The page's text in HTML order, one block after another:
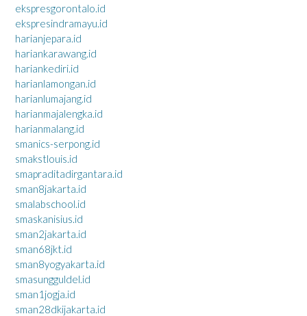
ekspresgorontalo.id
ekspresindramayu.id
harianjepara.id
hariankarawang.id
hariankediri.id
harianlamongan.id
harianlumajang.id
harianmajalengka.id
harianmalang.id
smanics-serpong.id
smakstlouis.id
smapraditadirgantara.id
sman8jakarta.id
smalabschool.id
smaskanisius.id
sman2jakarta.id
sman68jkt.id
sman8yogyakarta.id
smasungguldel.id
sman1jogja.id
sman28dkijakarta.id